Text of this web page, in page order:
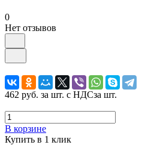
0
Нет отзывов
462 руб. за шт. с НДСза шт.
В корзине
Купить в 1 клик